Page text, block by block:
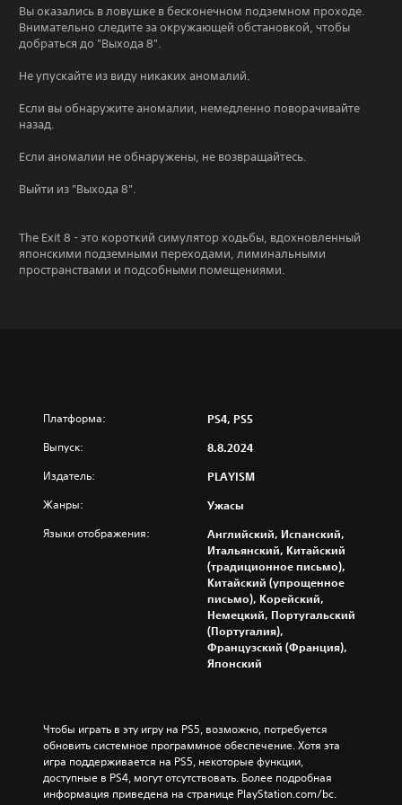
Вы оказались в ловушке в бесконечном подземном проходе.
Внимательно следите за окружающей обстановкой, чтобы
добраться до "Выхода 8".
Не упускайте из виду никаких аномалий.
Если вы обнаружите аномалии, немедленно поворачивайте
назад.
Если аномалии не обнаружены, не возвращайтесь.
Выйти из "Выхода 8".
The Exit 8 - это короткий симулятор ходьбы, вдохновленный
японскими подземными переходами, лиминальными
пространствами и подсобными помещениями.
Платформа: PS4, PS5
Выпуск: 8.8.2024
Издатель: PLAYISM
Жанры: Ужасы
Языки отображения:
Английский, Испанский,
Итальянский, Китайский
(традиционное письмо),
Китайский (упрощенное
письмо), Корейский,
Немецкий, Португальский
(Португалия),
Французский (Франция),
Японский
Чтобы играть в эту игру на PS5, возможно, потребуется
обновить системное программное обеспечение. Хотя эта
игра поддерживается на PS5, некоторые функции,
доступные в PS4, могут отсутствовать. Более подробная
информация приведена на странице PlayStation.com/bc.